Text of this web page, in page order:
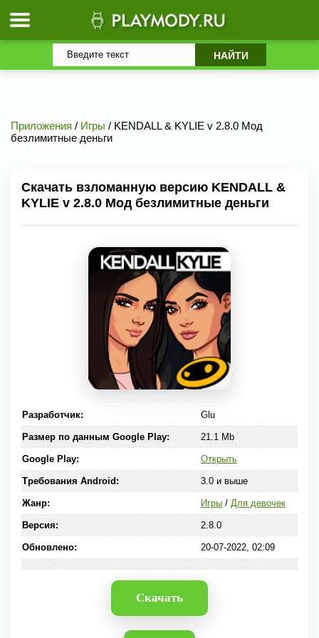
Приложения / Игры / KENDALL & KYLIE v 2.8.0 Мод
безлимитные деньги
Скачать взломанную версию KENDALL &
KYLIE v 2.8.0 Мод безлимитные деньги
Разработчик: Glu
Размер по данным Google Play: 21.1 Mb
Google Play: Открыть
Требования Android: 3.0 и выше
Жанр: Игры/ Для девочек
Версия: 2.8.0
Обновлено: 20-07-2022, 02:09
Скачать